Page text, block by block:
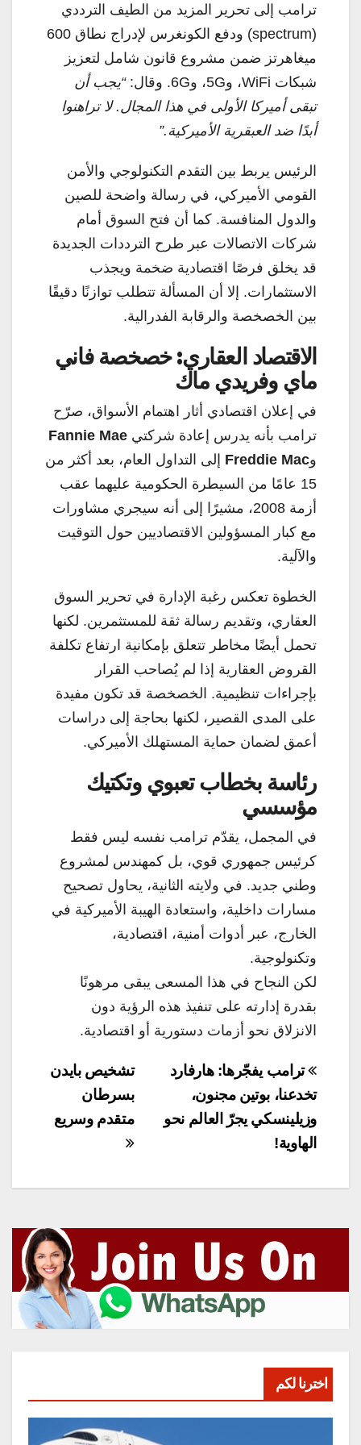
ترامب إلى تحرير المزيد من الطيف الترددي
(spectrum) ودفع الكونغرس لإدراج نطاق 600
ميغاهرتز ضمن مشروع قانون شامل لتعزيز
شبكات WiFi، و5G، و6G. وقال:
“يجب أن
تبقى أميركا الأولى في هذا المجال. لا تراهنوا
أبدًا ضد العبقرية الأميركية.”
الرئيس يربط بين التقدم التكنولوجي والأمن
القومي الأميركي، في رسالة واضحة للصين
والدول المنافسة. كما أن فتح السوق أمام
شركات الاتصالات عبر طرح الترددات الجديدة
قد يخلق فرصًا اقتصادية ضخمة ويجذب
الاستثمارات. إلا أن المسألة تتطلب توازنًا دقيقًا
بين الخصخصة والرقابة الفدرالية.
الاقتصاد العقاري: خصخصة فاني
ماي وفريدي ماك
في إعلان اقتصادي أثار اهتمام الأسواق، صرّح
ترامب بأنه يدرس إعادة شركتي Fannie Mae
وFreddie Mac إلى التداول العام، بعد أكثر من
15 عامًا من السيطرة الحكومية عليهما عقب
أزمة 2008، مشيرًا إلى أنه سيجري مشاورات
مع كبار المسؤولين الاقتصاديين حول التوقيت
والآلية.
الخطوة تعكس رغبة الإدارة في تحرير السوق
العقاري، وتقديم رسالة ثقة للمستثمرين. لكنها
تحمل أيضًا مخاطر تتعلق بإمكانية ارتفاع تكلفة
القروض العقارية إذا لم يُصاحب القرار
بإجراءات تنظيمية. الخصخصة قد تكون مفيدة
على المدى القصير، لكنها بحاجة إلى دراسات
أعمق لضمان حماية المستهلك الأميركي.
رئاسة بخطاب تعبوي وتكتيك
مؤسسي
في المجمل، يقدّم ترامب نفسه ليس فقط
كرئيس جمهوري قوي، بل كمهندس لمشروع
وطني جديد. في ولايته الثانية، يحاول تصحيح
مسارات داخلية، واستعادة الهيبة الأميركية في
الخارج، عبر أدوات أمنية، اقتصادية،
وتكنولوجية.
لكن النجاح في هذا المسعى يبقى مرهونًا
بقدرة إدارته على تنفيذ هذه الرؤية دون
الانزلاق نحو أزمات دستورية أو اقتصادية.
تصفّح
المقالات
تشخيص بايدن
بسرطان
متقدم وسريع
ترامب يفجّرها: هارفارد
تخدعنا، بوتين مجنون،
وزيلينسكي يجرّ العالم نحو
الهاوية!
اخترنا لكم